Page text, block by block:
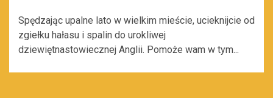
Spędzając upalne lato w wielkim mieście, ucieknijcie od
zgiełku hałasu i spalin do urokliwej
dziewiętnastowiecznej Anglii. Pomoże wam w tym...